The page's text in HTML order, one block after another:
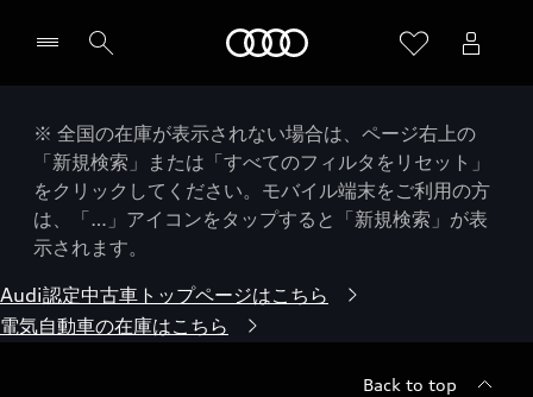
※ 全国の在庫が表示されない場合は、ページ右上の
「新規検索」または「すべてのフィルタをリセット」
をクリックしてください。モバイル端末をご利用の方
は、「…」アイコンをタップすると「新規検索」が表
示されます。
Audi認定中古車トップページはこちら
電気自動車の在庫はこちら
Back to top